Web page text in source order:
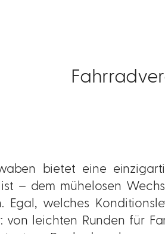
bietet eine
ist – dem mühelosen
Egal, welches
von leichten Runden für